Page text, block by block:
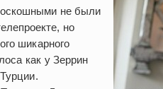
не были
но
шикарного
как у Зеррин